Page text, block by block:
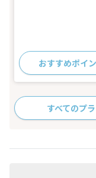
おすすめポイ
すべてのプ